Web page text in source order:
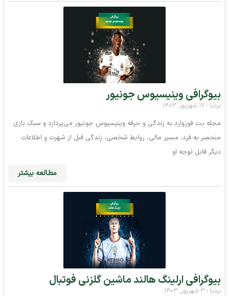
بیوگرافی وینیسیوس جونیور
بردیا
مجله بت فوروارد به زندگی و حرفه وینیسیوس جونیور می‌پردازد و سبک بازی
منحصر به فرد، مسیر مالی، روابط شخصی، زندگی قبل از شهرت و اطلاعات
دیگر قابل توجه او
مطالعه بیشتر
بیوگرافی ارلینگ هالند ماشین گلزنی فوتبال
بردیا